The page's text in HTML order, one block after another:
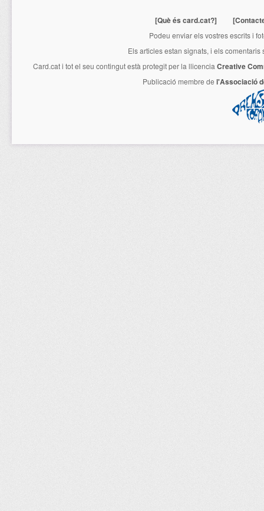
[Què és card.cat?]
Podeu enviar els vostres escrits i
Els articles estan signats, i els
Card.cati tot el seu contingut està protegit per la llicencia Creative
Publicació membre de l'Associació